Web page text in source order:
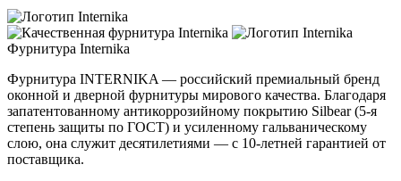
Фурнитура Internika
Фурнитура INTERNIKA — российский премиальный бренд
оконной и дверной фурнитуры мирового качества. Благодаря
запатентованному антикоррозийному покрытию Silbear (5-я
степень защиты по ГОСТ) и усиленному гальваническому
слою, она служит десятилетиями — с 10-летней гарантией от
поставщика.